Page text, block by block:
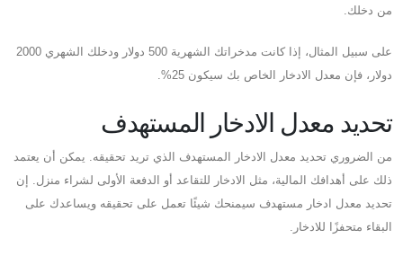
من دخلك.
على سبيل المثال، إذا كانت مدخراتك الشهرية 500 دولار ودخلك الشهري 2000
دولار، فإن معدل الادخار الخاص بك سيكون 25%.
تحديد معدل الادخار المستهدف
من الضروري تحديد معدل الادخار المستهدف الذي تريد تحقيقه. يمكن أن يعتمد
ذلك على أهدافك المالية، مثل الادخار للتقاعد أو الدفعة الأولى لشراء منزل. إن
تحديد معدل ادخار مستهدف سيمنحك شيئًا تعمل على تحقيقه ويساعدك على
البقاء متحفزًا للادخار.